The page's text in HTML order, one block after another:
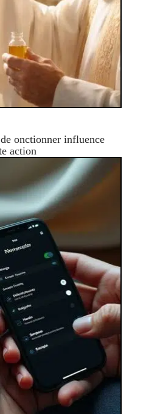
onctionner influence
action